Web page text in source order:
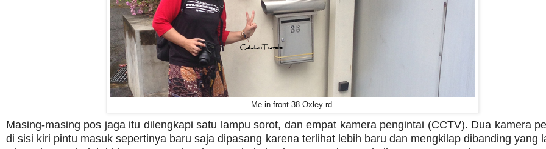
Me in front 38 Oxley rd.
Masing-masing pos jaga itu dilengkapi satu lampu sorot, dan empat kamera pengintai (CCTV). Dua kamera
di sisi kiri pintu masuk sepertinya baru saja dipasang karena terlihat lebih baru dan mengkilap dibanding yang